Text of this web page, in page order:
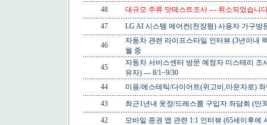
48
대규모 주류 맛테스트조사 --- 취소되었습니
47
LG AI 시스템 에어컨(천장형) 사용자 가구방
46
자동차 관련 라이프스타일 인터뷰 (3년이내
월 중
45
자동차 서비스센터 방문 예정자 미스테리
유자) --- 8/1~9/30
44
미용/에스테틱/다이어트(위고비,마운자로)
43
최근1년내 옷장/드레스룸 구입자 좌담회 (만
42
모바일 증권 앱 관련 1:1 인터뷰 (65세이후에